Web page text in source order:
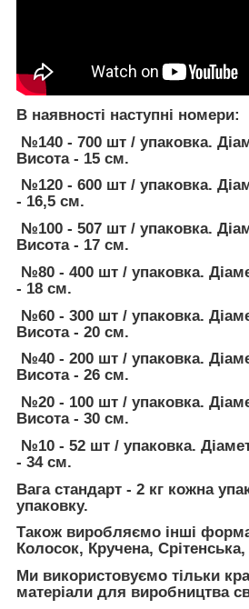
В наявності наступні номери:
№140 - 700 шт / упаковка.
Висота - 15 см.
№120 - 600 шт / упаковка.
- 16,5 см.
№100 - 507 шт / упаковка.
Висота - 17 см.
№80 - 400 шт / упаковка.
- 18 см.
№60 - 300 шт / упаковка.
Висота - 20 см.
№40 - 200 шт / упаковка.
Висота - 26 см.
№20 - 100 шт / упаковка.
Висота - 30 см.
№10 - 52 шт / упаковка.
- 34 см.
Вага стандарт - 2 кг кожна
упаковку.
Також виробляємо інші
Колосок, Кручена,
Ми використовуємо тільки
матеріали для виробництва